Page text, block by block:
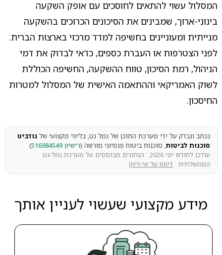
המסלול עשוי להתאים לחוסכים עם אופק השקעה
בינוני-ארוך, שמבינים את הסיכונים הכרוכים בהשקעה
מנייתית ומעוניינים בחשיפה למדד מרכזי בארצות הברית.
לפני הצטרפות או העברת כספים, כדאי לבדוק את דמי
הניהול, רמת הסיכון, טווח ההשקעה, החשיפה הכוללת
לשוק האמריקאי וההתאמה האישית של המסלול למטרות
החיסכון.
נכתב ונבדק על ידי מערכת התוכן של גמל נט, בליווי מקצועי של גודביט
סוכנות לביטוח, סוכנות ביטוח פנסיוני מורשה (רישיון 516984549
)
עודכן לחודש יוני 2026 · הנתונים מבוססים על מערכת גמל-נט
הממשלתית · דיווח על אי-דיוק
מידע מקצועי שעשוי לעניין אותך